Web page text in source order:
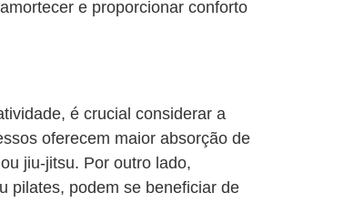
e proporcionar conforto
é crucial considerar a
oferecem maior absorção de
jiu-jitsu. Por outro lado,
pilates, podem se beneficiar de